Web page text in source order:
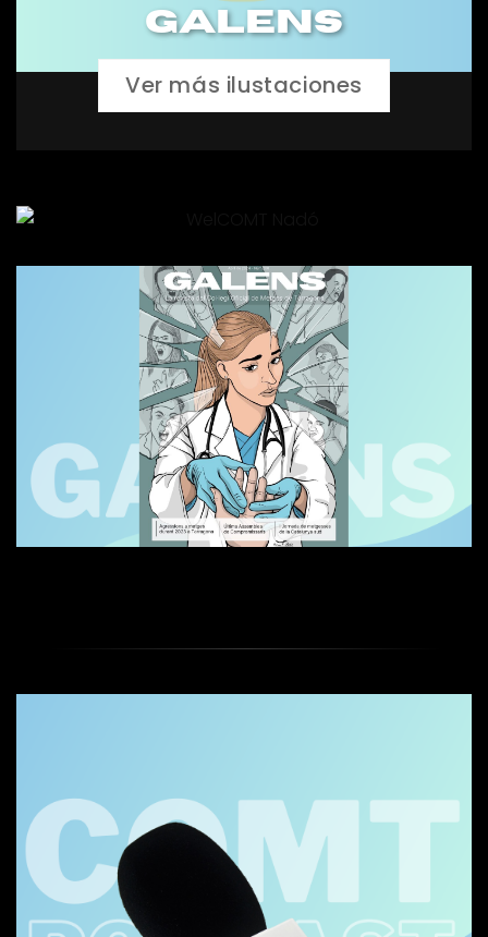
GALENS
Ver más ilustaciones